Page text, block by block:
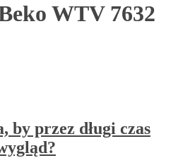
WTV 7632
by przez długi czas